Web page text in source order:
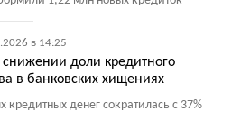
в 14:25
доли кредитного
в банковских хищениях
кредитных денег сократилась с 37%